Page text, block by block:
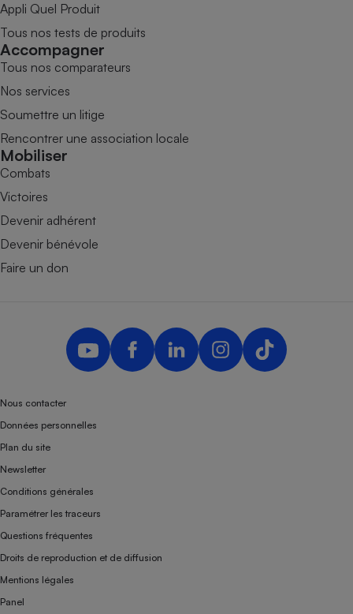
Appli Quel Produit
Tous nos tests de produits
Accompagner
Tous nos comparateurs
Nos services
Soumettre un litige
Rencontrer une association locale
Mobiliser
Combats
Victoires
Devenir adhérent
Devenir bénévole
Faire un don
Nous contacter
Données personnelles
Plan du site
Newsletter
Conditions générales
Paramétrer les traceurs
Questions fréquentes
Droits de reproduction et de diffusion
Mentions légales
Panel